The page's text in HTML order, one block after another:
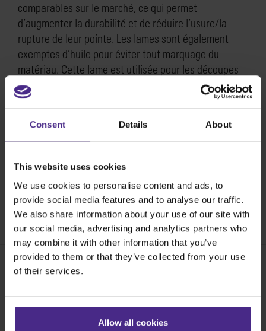
Consent Details About
This website uses cookies
We use cookies to personalise content and ads, to
provide social media features and to analyse our traffic.
We also share information about your use of our site with
our social media, advertising and analytics partners who
may combine it with other information that you’ve
provided to them or that they’ve collected from your use
of their services.
Allow all cookies
comparables sur le marché, ce qui permet
d’augmenter la durabilité et de réduire l’usure/la
rupture de leur pointe. Les lames sont également
exemptes d’huile pour éviter tout marquage du
matériau. Cette lame est utilisée pour les découpes
en biseau et verticales dans l’Ultimat Futura, Flexo
Plate Cutter et pour la coupe de panneaux
la tête d’outil Evolution3 Rocker.
série, veuillez vous référer à la page d’assistance de
votre machine.
SKU:CA50-017